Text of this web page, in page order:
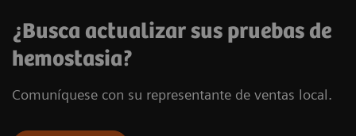
¿Busca actualizar sus pruebas de
hemostasia?
Comuníquese con su representante de ventas local.